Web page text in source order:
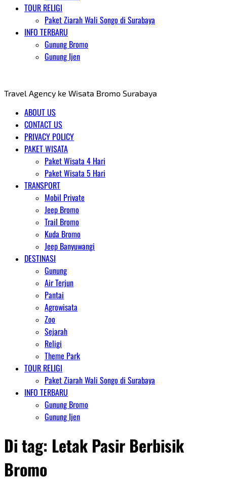
TOUR RELIGI
Paket Ziarah Wali Songo di Surabaya
INFO TERBARU
Gunung Bromo
Gunung Ijen
Travel Agency ke Wisata Bromo Surabaya
ABOUT US
CONTACT US
PRIVACY POLICY
PAKET WISATA
Paket Wisata 4 Hari
Paket Wisata 5 Hari
TRANSPORT
Mobil Private
Jeep Bromo
Trail Bromo
Kuda Bromo
Jeep Banyuwangi
DESTINASI
Gunung
Air Terjun
Pantai
Agrowisata
Zoo
Sejarah
Religi
Theme Park
TOUR RELIGI
Paket Ziarah Wali Songo di Surabaya
INFO TERBARU
Gunung Bromo
Gunung Ijen
Di tag: Letak Pasir Berbisik
Bromo